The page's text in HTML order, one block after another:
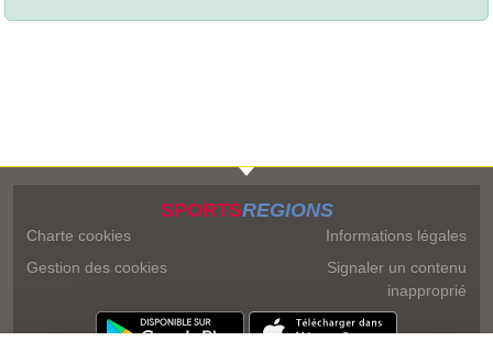
SPORTSREGIONS
Charte cookies
Gestion des cookies
Informations légales
Signaler un contenu
inapproprié